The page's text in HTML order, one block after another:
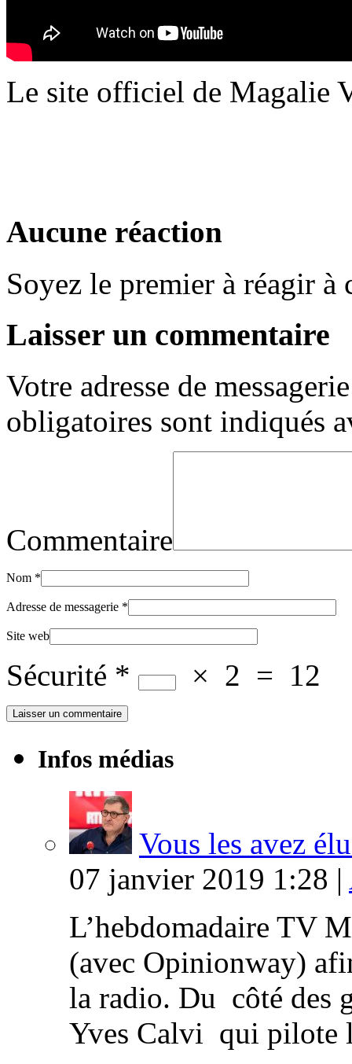
Le site officiel de Magalie
Aucune réaction
Soyez le premier à réagir à
Laisser un commentaire
Votre adresse de
obligatoires sont indiqués
Commentaire
Nom *
Adresse de messagerie *
Site web
Sécurité * × 2 = 12
Infos médias
Vous les avez
07 janvier 2019 1:28 |
L’hebdomadaire TV
(avec Opinionway)
la radio. Du côté des
Yves Calvi qui